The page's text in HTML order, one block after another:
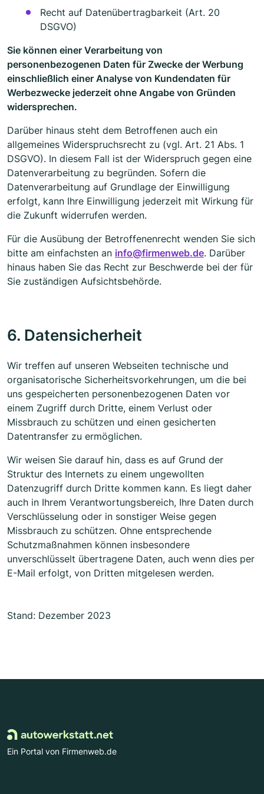
Recht auf Datenübertragbarkeit (Art. 20
DSGVO)
Sie können einer Verarbeitung von
personenbezogenen Daten für Zwecke der Werbung
einschließlich einer Analyse von Kundendaten für
Werbezwecke jederzeit ohne Angabe von Gründen
widersprechen.
Darüber hinaus steht dem Betroffenen auch ein
allgemeines Widerspruchsrecht zu (vgl. Art. 21 Abs. 1
DSGVO). In diesem Fall ist der Widerspruch gegen eine
Datenverarbeitung zu begründen. Sofern die
Datenverarbeitung auf Grundlage der Einwilligung
erfolgt, kann Ihre Einwilligung jederzeit mit Wirkung für
die Zukunft widerrufen werden.
Für die Ausübung der Betroffenenrecht wenden Sie sich
bitte am einfachsten an info@firmenweb.de. Darüber
hinaus haben Sie das Recht zur Beschwerde bei der für
Sie zuständigen Aufsichtsbehörde.
6. Datensicherheit
Wir treffen auf unseren Webseiten technische und
organisatorische Sicherheitsvorkehrungen, um die bei
uns gespeicherten personenbezogenen Daten vor
einem Zugriff durch Dritte, einem Verlust oder
Missbrauch zu schützen und einen gesicherten
Datentransfer zu ermöglichen.
Wir weisen Sie darauf hin, dass es auf Grund der
Struktur des Internets zu einem ungewollten
Datenzugriff durch Dritte kommen kann. Es liegt daher
auch in Ihrem Verantwortungsbereich, Ihre Daten durch
Verschlüsselung oder in sonstiger Weise gegen
Missbrauch zu schützen. Ohne entsprechende
Schutzmaßnahmen können insbesondere
unverschlüsselt übertragene Daten, auch wenn dies per
E-Mail erfolgt, von Dritten mitgelesen werden.
Stand: Dezember 2023
Ein Portal von Firmenweb.de